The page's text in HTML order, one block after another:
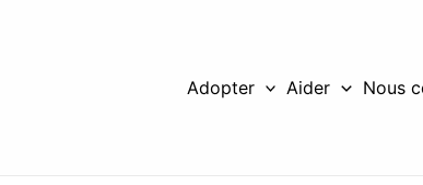
Adopter Aider Nous